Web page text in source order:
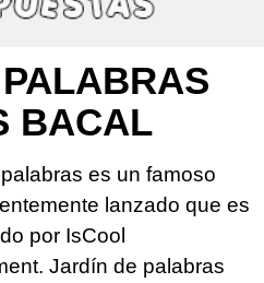
BACAL
es un famoso
lanzado que es
por IsCool
Jardín de palabras